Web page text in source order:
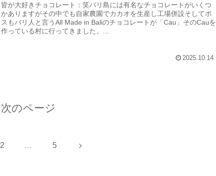
皆が大好きチョコレート：笑バリ島には有名なチョコレートがいくつ
かありますがその中でも自家農園でカカオを生産し工場併設そしてボ
スもバリ人と言うAll Made in Baliのチョコレートが「Cau」そのCauを
作っている村に行ってきました。...
2025.10.14
次のページ
2 … 5 次